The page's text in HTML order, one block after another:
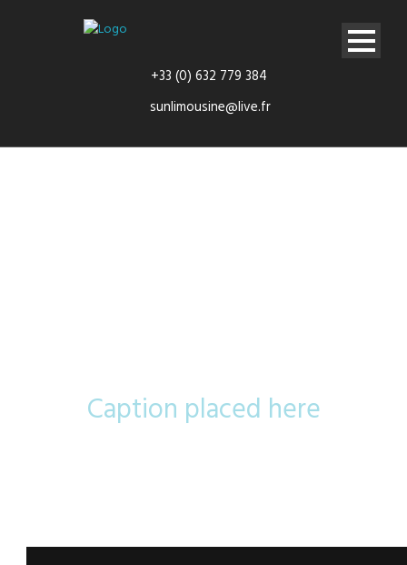
+33 (0) 632 779 384
sunlimousine@live.fr
Caption placed here